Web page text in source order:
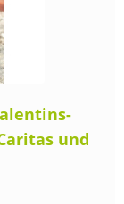
und